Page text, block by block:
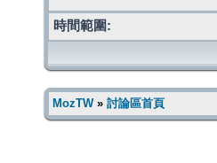
時間範圍:
MozTW» 討論區首頁